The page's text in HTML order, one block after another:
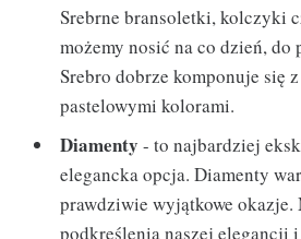
Srebrne bransoletki, kolczyki
możemy nosić na co dzień, do
Srebro dobrze komponuje się
pastelowymi kolorami.
Diamenty - to najbardziej
elegancka opcja. Diamenty
prawdziwie wyjątkowe okazje.
podkreślenia naszej elegancji